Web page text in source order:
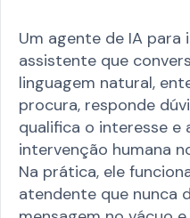
Um agente de IA para
assistente que
linguagem natural,
procura, responde
qualifica o interesse e
intervenção humana
Na prática, ele
atendente que nunca